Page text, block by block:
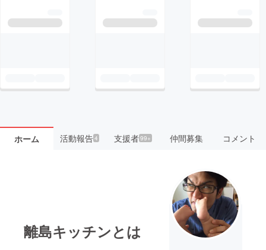
ホーム 活動報告4 支援者99+ 仲間募集 コメント
離島キッチンとは